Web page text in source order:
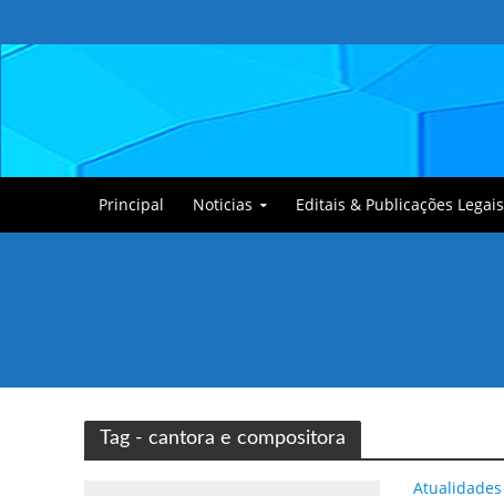
Principal Noticias Editais & Publicações Legais
Tag - cantora e compositora
Atualidades